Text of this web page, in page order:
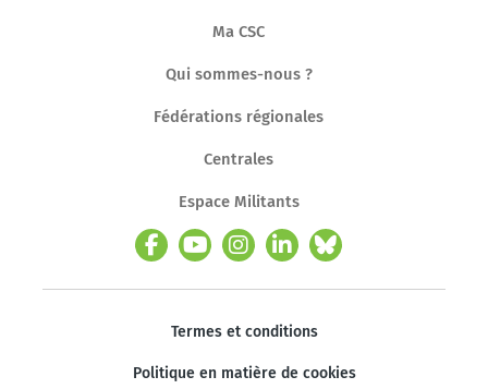
Ma CSC
Qui sommes-nous ?
Fédérations régionales
Centrales
Espace Militants
Termes et conditions
Politique en matière de cookies